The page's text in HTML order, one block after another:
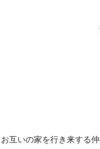
互いの家を行き来する